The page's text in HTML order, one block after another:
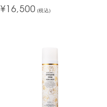
¥16,500 (税込)